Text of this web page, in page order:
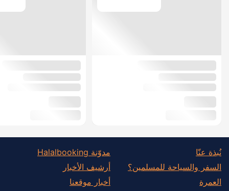
نُبذة عنّا
السفر والسياحة للمسلمين؟
العمرة
مدوّنة Halalbooking
أرشيف الأخبار
أخبار موقعنا